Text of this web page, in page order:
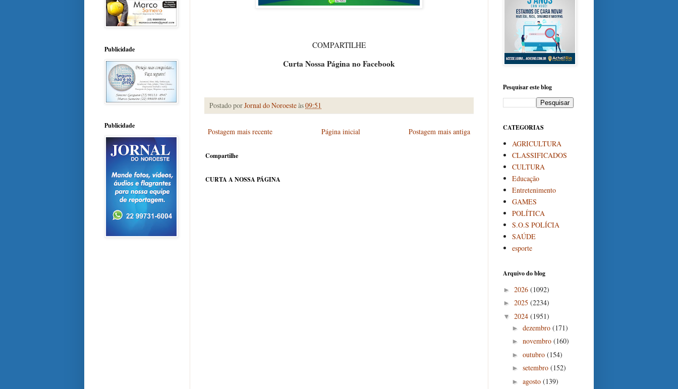
COMPARTILHE
Curta Nossa Página no Facebook
Postado porJornal do Noroesteàs09:51
Postagem mais recente Postagem mais antiga
Página inicial
Compartilhe
CURTA A NOSSA PÁGINA
Publicidade
Publicidade
Pesquisar este blog
CATEGORIAS
AGRICULTURA
CLASSIFICADOS
CULTURA
Educação
Entretenimento
GAMES
POLÍTICA
S.O.S POLÍCIA
SAÚDE
esporte
Arquivo do blog
► 2026 (1092)
► 2025 (2234)
▼ 2024 (1951)
► dezembro (171)
► novembro (160)
► outubro (154)
► setembro (152)
► agosto (139)